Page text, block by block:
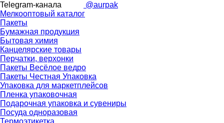
Telegram-канала
@aurpak
Мелкооптовый каталог
Пакеты
Бумажная продукция
Бытовая химия
Канцелярские товары
Перчатки, верхонки
Пакеты Весёлое ведро
Пакеты Честная Упаковка
Упаковка для маркетплейсов
Пленка упаковочная
Подарочная упаковка и сувениры
Посуда одноразовая